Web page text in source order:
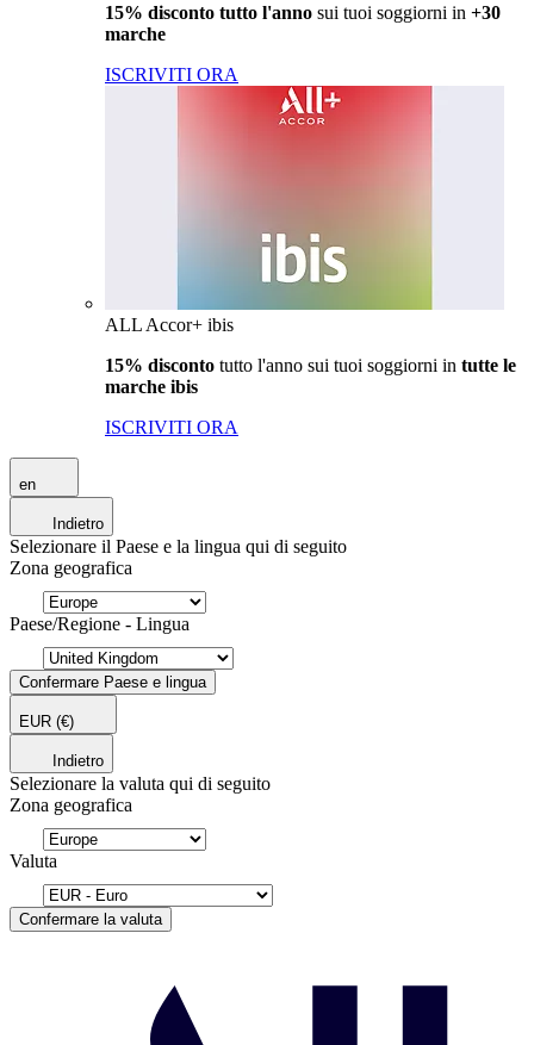
15% disconto tutto l'anno sui tuoi soggiorni in +30
marche
ISCRIVITI ORA
ALL Accor+ ibis
15% disconto tutto l'anno sui tuoi soggiorni in tutte le
marche ibis
ISCRIVITI ORA
en
Indietro
Selezionare il Paese e la lingua qui di seguito
Zona geografica
Paese/Regione - Lingua
Confermare Paese e lingua
EUR (€)
Indietro
Selezionare la valuta qui di seguito
Zona geografica
Valuta
Confermare la valuta